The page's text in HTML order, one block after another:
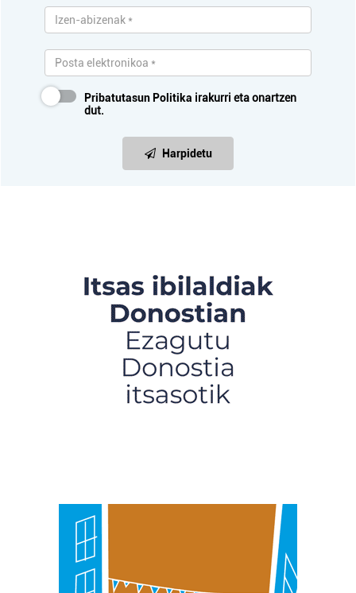
Pribatutasun Politika irakurri eta onartzen
dut.
Harpidetu